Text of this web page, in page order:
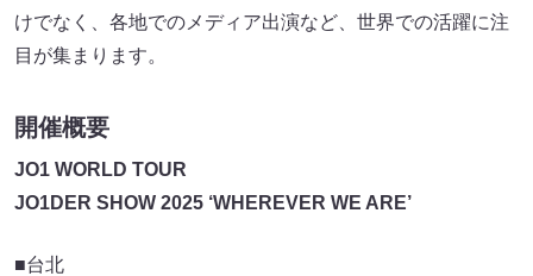
けでなく、各地でのメディア出演など、世界での活躍に注
目が集まります。
開催概要
JO1 WORLD TOUR
JO1DER SHOW 2025 ‘WHEREVER WE ARE’
■台北